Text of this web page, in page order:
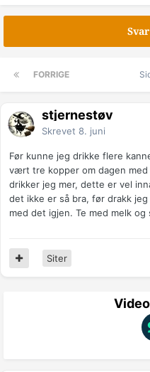
FORRIGE
stjernestøv
Skrevet 8. juni
Før kunne jeg drikke flere
vært tre kopper om dagen
drikker jeg mer, dette er vel
det ikke er så bra, før drakk
med det igjen. Te med melk
Siter